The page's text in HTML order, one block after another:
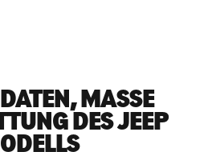
MASSE U
DES JEEP R